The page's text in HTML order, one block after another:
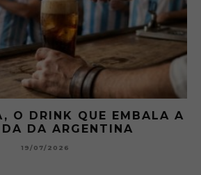
GIBSON: O PICLES QUE
HISTÓRIA DOS